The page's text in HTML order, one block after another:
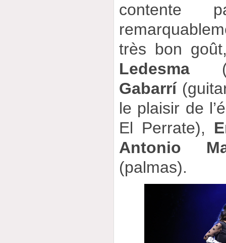
contente
très bon
Ledesma
Gabarrí
le plaisir de
El Perrate),
Antonio
(palmas).